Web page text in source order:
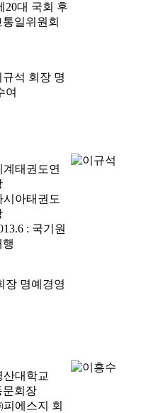
20대 국회 후
일위원회
규석 회장 명
여
계태권도연
시아태권도
: 국기원
장 명예경영
산대학교
문회장
피에스지 회